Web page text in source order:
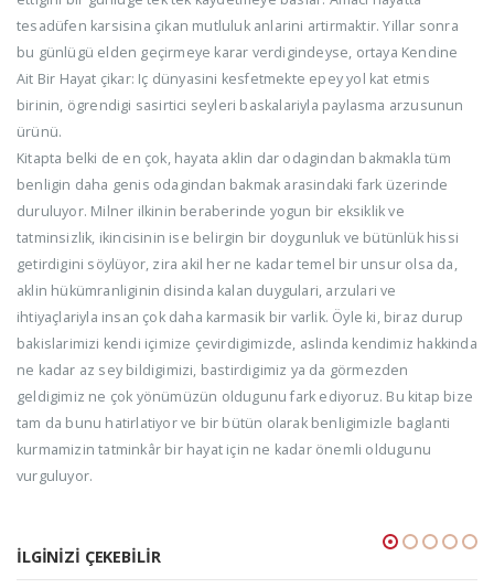
tesadüfen karsisina çikan mutluluk anlarini artirmaktir. Yillar sonra
bu günlügü elden geçirmeye karar verdigindeyse, ortaya Kendine
Ait Bir Hayat çikar: Iç dünyasini kesfetmekte epey yol kat etmis
birinin, ögrendigi sasirtici seyleri baskalariyla paylasma arzusunun
ürünü.
Kitapta belki de en çok, hayata aklin dar odagindan bakmakla tüm
benligin daha genis odagindan bakmak arasindaki fark üzerinde
duruluyor. Milner ilkinin beraberinde yogun bir eksiklik ve
tatminsizlik, ikincisinin ise belirgin bir doygunluk ve bütünlük hissi
getirdigini söylüyor, zira akil her ne kadar temel bir unsur olsa da,
aklin hükümranliginin disinda kalan duygulari, arzulari ve
ihtiyaçlariyla insan çok daha karmasik bir varlik. Öyle ki, biraz durup
bakislarimizi kendi içimize çevirdigimizde, aslinda kendimiz hakkinda
ne kadar az sey bildigimizi, bastirdigimiz ya da görmezden
geldigimiz ne çok yönümüzün oldugunu fark ediyoruz. Bu kitap bize
tam da bunu hatirlatiyor ve bir bütün olarak benligimizle baglanti
kurmamizin tatminkâr bir hayat için ne kadar önemli oldugunu
vurguluyor.
İLGINIZI ÇEKEBILIR